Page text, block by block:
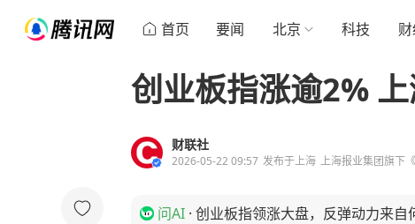
首页 要闻 北京 科技
创业板指涨逾2%
财联社
2026-05-22 09:57 发布于上海 上海报业集团旗下
问AI · 创业板指领涨大盘，反弹动力来自